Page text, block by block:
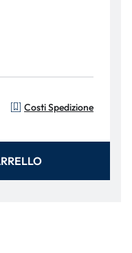
Costi Spedizione